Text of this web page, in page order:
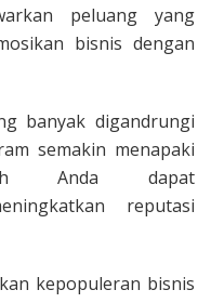
peluang yang
bisnis dengan
banyak digandrungi
semakin menapaki
Anda dapat
reputasi
kepopuleran bisnis